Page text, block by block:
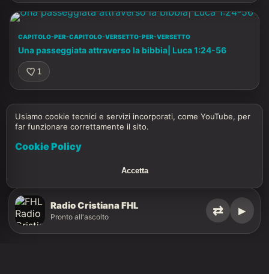
CAPITOLO-PER-CAPITOLO-VERSETTO-PER-VERSETTO
Una passeggiata attraverso la bibbia| Luca 1:24-56
1
Radio Cristiana FHL
Pronto all'ascolto ⇄ ▶
Usiamo cookie tecnici e servizi incorporati, come YouTube, per
far funzionare correttamente il sito.
Cookie Policy
Accetta